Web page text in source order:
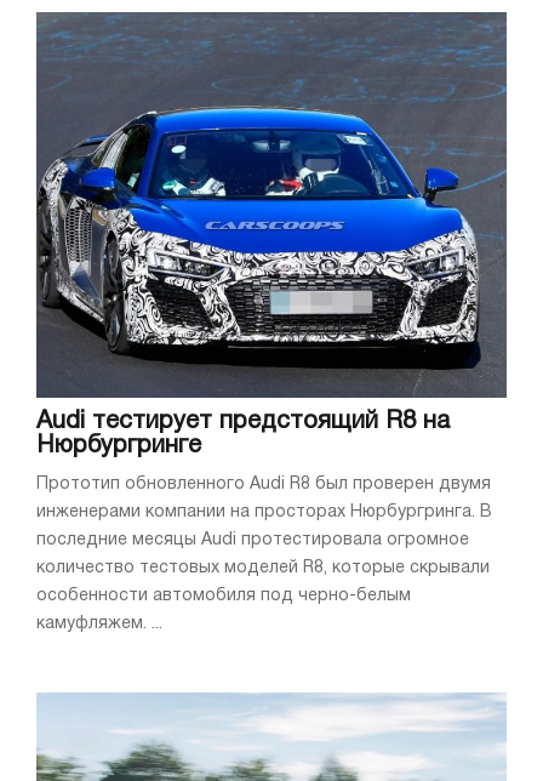
Audi тестирует предстоящий R8 на
Нюрбургринге
Прототип обновленного Audi R8 был проверен двумя
инженерами компании на просторах Нюрбургринга. В
последние месяцы Audi протестировала огромное
количество тестовых моделей R8, которые скрывали
особенности автомобиля под черно-белым
камуфляжем. ...